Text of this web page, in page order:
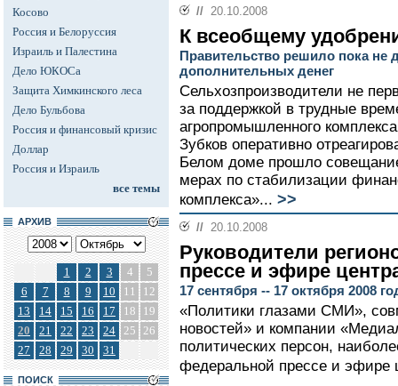
Косово
Россия и Белоруссия
Израиль и Палестина
Дело ЮКОСа
Защита Химкинского леса
Дело Бульбова
Россия и финансовый кризис
Доллар
Россия и Израиль
все темы
АРХИВ
1 2 3 4
5
6
7 8 9 10 11
12
13
14 15 16 17 18
19
20
21 22 23 24 25 26
27
28 29 30 31
ПОИСК
// 20.10.2008
К всеобщему
Правительство решило пока не
дополнительных денег
Сельхозпроизводители не
за поддержкой в трудные
агропромышленного
Зубков оперативно
Белом доме прошло
мерах по стабилизации
комплекса»... >>
// 20.10.2008
Руководители
прессе и эфире
17 сентября -- 17 октября 2008
«Политики глазами СМИ»,
новостей» и компании
политических персон,
федеральной прессе и эфире